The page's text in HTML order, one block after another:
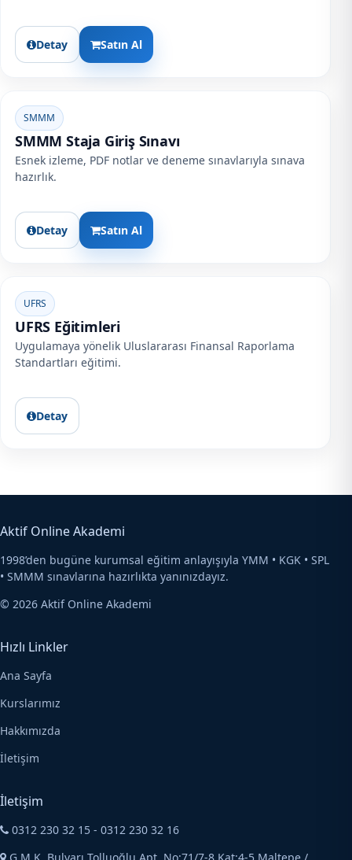
Detay Satın Al
SMMM
SMMM Staja Giriş Sınavı
Esnek izleme, PDF notlar ve deneme sınavlarıyla sınava
hazırlık.
Detay Satın Al
UFRS
UFRS Eğitimleri
Uygulamaya yönelik Uluslararası Finansal Raporlama
Standartları eğitimi.
Detay
Aktif Online Akademi
1998’den bugüne kurumsal eğitim anlayışıyla YMM • KGK • SPL
• SMMM sınavlarına hazırlıkta yanınızdayız.
© 2026 Aktif Online Akademi
Hızlı Linkler
Ana Sayfa
Kurslarımız
Hakkımızda
İletişim
İletişim
0312 230 32 15 - 0312 230 32 16